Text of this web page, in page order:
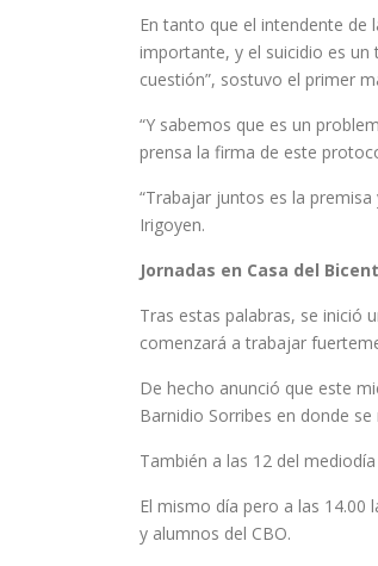
En tanto que el intendente de
importante, y el suicidio es
cuestión”, sostuvo el primer
“Y sabemos que es un
prensa la firma de este
“Trabajar juntos es la
Irigoyen.
Jornadas en Casa del
Tras estas palabras, se inició
comenzará a trabajar
De hecho anunció que este
Barnidio Sorribes en donde
También a las 12 del
El mismo día pero a las 14.00
y alumnos del CBO.